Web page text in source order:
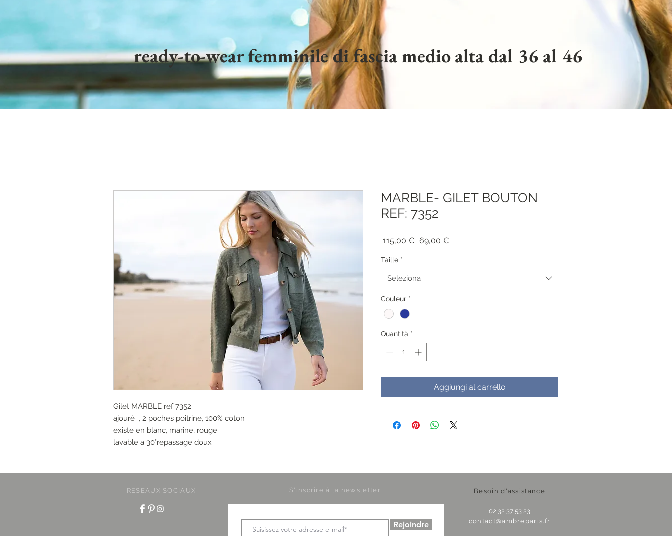
ready-to-wear femminile di fascia medio alta dal 36 al 46
Gilet MARBLE ref 7352
ajouré , 2 poches poitrine, 100% coton
existe en blanc, marine, rouge
lavable a 30°repassage doux
MARBLE- GILET BOUTON
REF: 7352
115,00 € Prezzo
69,00 €
Taille *
Seleziona
Couleur *
Quantità *
Aggiungi al carrello
RESEAUX SOCIAUX S'inscrire à la newsletter
Rejoindre
Besoin d'assistance
02 32 37 53 23
contact@ambreparis.fr